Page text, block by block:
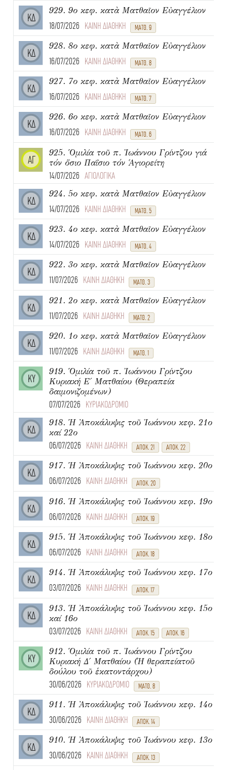
ΚΔ
929. 9ο κεφ. κατὰ Ματθαῖον Εὐαγγέλιον
18/07/2026 ΚΑΙΝΗ ΔΙΑΘΗΚΗ ΜΑΤΘ. 9
ΚΔ
928. 8ο κεφ. κατὰ Ματθαῖον Εὐαγγέλιον
16/07/2026 ΚΑΙΝΗ ΔΙΑΘΗΚΗ ΜΑΤΘ. 8
ΚΔ
927. 7ο κεφ. κατὰ Ματθαῖον Εὐαγγέλιον
16/07/2026 ΚΑΙΝΗ ΔΙΑΘΗΚΗ ΜΑΤΘ. 7
ΚΔ
926. 6ο κεφ. κατὰ Ματθαῖον Εὐαγγέλιον
16/07/2026 ΚΑΙΝΗ ΔΙΑΘΗΚΗ ΜΑΤΘ. 6
ΑΓ
925. Ὁμιλία τοῦ π. Ἰωάννου Γρίντζου γιά
τόν ὅσιο Παΐσιο τόν Ἁγιορείτη
14/07/2026 ΑΓΙΟΛΟΓΙΚΑ
ΚΔ
924. 5ο κεφ. κατὰ Ματθαῖον Εὐαγγέλιον
14/07/2026 ΚΑΙΝΗ ΔΙΑΘΗΚΗ ΜΑΤΘ. 5
ΚΔ
923. 4ο κεφ. κατὰ Ματθαῖον Εὐαγγέλιον
14/07/2026 ΚΑΙΝΗ ΔΙΑΘΗΚΗ ΜΑΤΘ. 4
ΚΔ
922. 3ο κεφ. κατὰ Ματθαῖον Εὐαγγέλιον
11/07/2026 ΚΑΙΝΗ ΔΙΑΘΗΚΗ ΜΑΤΘ. 3
ΚΔ
921. 2ο κεφ. κατὰ Ματθαῖον Εὐαγγέλιον
11/07/2026 ΚΑΙΝΗ ΔΙΑΘΗΚΗ ΜΑΤΘ. 2
ΚΔ
920. 1ο κεφ. κατὰ Ματθαῖον Εὐαγγέλιον
11/07/2026 ΚΑΙΝΗ ΔΙΑΘΗΚΗ ΜΑΤΘ. 1
ΚΥ
919. Ὁμιλία τοῦ π. Ἰωάννου Γρίντζου
Κυριακή Ε΄ Ματθαίου (Θεραπεία
δαιμονιζομένων)
07/07/2026 ΚΥΡΙΑΚΟΔΡΟΜΙΟ
ΚΔ
918. Ἡ Ἀποκάλυψις τοῦ Ἰωάννου κεφ. 21ο
καί 22ο
06/07/2026 ΚΑΙΝΗ ΔΙΑΘΗΚΗ ΑΠΟΚ. 21 ΑΠΟΚ. 22
ΚΔ
917. Ἡ Ἀποκάλυψις τοῦ Ἰωάννου κεφ. 20ο
06/07/2026 ΚΑΙΝΗ ΔΙΑΘΗΚΗ ΑΠΟΚ. 20
ΚΔ
916. Ἡ Ἀποκάλυψις τοῦ Ἰωάννου κεφ. 19ο
06/07/2026 ΚΑΙΝΗ ΔΙΑΘΗΚΗ ΑΠΟΚ. 19
ΚΔ
915. Ἡ Ἀποκάλυψις τοῦ Ἰωάννου κεφ. 18ο
06/07/2026 ΚΑΙΝΗ ΔΙΑΘΗΚΗ ΑΠΟΚ. 18
ΚΔ
914. Ἡ Ἀποκάλυψις τοῦ Ἰωάννου κεφ. 17ο
03/07/2026 ΚΑΙΝΗ ΔΙΑΘΗΚΗ ΑΠΟΚ. 17
ΚΔ
913. Ἡ Ἀποκάλυψις τοῦ Ἰωάννου κεφ. 15ο
καί 16ο
03/07/2026 ΚΑΙΝΗ ΔΙΑΘΗΚΗ ΑΠΟΚ. 15 ΑΠΟΚ. 16
ΚΥ
912. Ὁμιλία τοῦ π. Ἰωάννου Γρίντζου
Κυριακή Δ΄ Ματθαίου (Ἡ θεραπείατοῦ
δούλου τοῦ ἑκατοντάρχου)
30/06/2026 ΚΥΡΙΑΚΟΔΡΟΜΙΟ ΜΑΤΘ. 8
ΚΔ
911. Ἡ Ἀποκάλυψις τοῦ Ἰωάννου κεφ. 14ο
30/06/2026 ΚΑΙΝΗ ΔΙΑΘΗΚΗ ΑΠΟΚ. 14
ΚΔ
910. Ἡ Ἀποκάλυψις τοῦ Ἰωάννου κεφ. 13ο
30/06/2026 ΚΑΙΝΗ ΔΙΑΘΗΚΗ ΑΠΟΚ. 13